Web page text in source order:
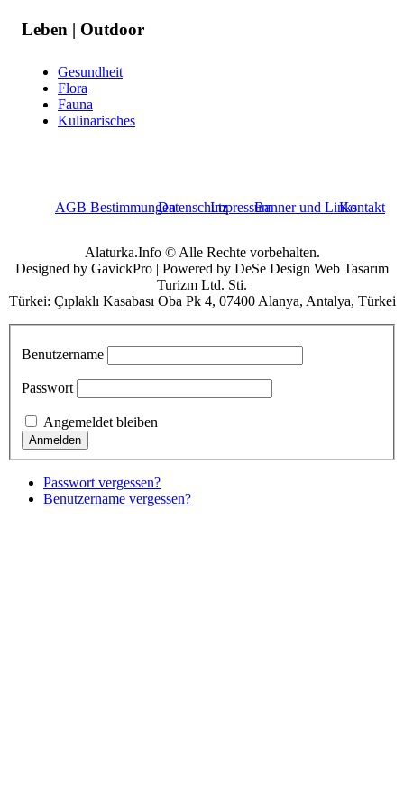
Leben | Outdoor
Gesundheit
Flora
Fauna
Kulinarisches
AGB BestimmungenDatenschutzImpressumBanner und LinksKontakt
Alaturka.Info © Alle Rechte vorbehalten.
Designed by GavickPro | Powered by DeSe Design Web Tasarım
Turizm Ltd. Sti.
Türkei: Çıplaklı Kasabası Oba Pk 4, 07400 Alanya, Antalya, Türkei
Benutzername
Passwort
Angemeldet bleiben
Passwort vergessen?
Benutzername vergessen?